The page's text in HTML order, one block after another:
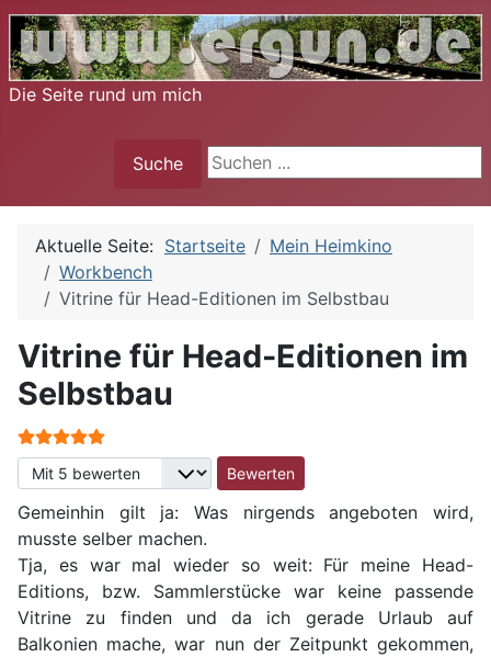
Die Seite rund um mich
Suche
Suche
Aktuelle Seite: Startseite
Mein Heimkino
Workbench
Vitrine für Head-Editionen im Selbstbau
Vitrine für Head-Editionen im
Selbstbau
Bewertung:
Bitte bewerten
Gemeinhin gilt ja: Was nirgends angeboten wird,
musste selber machen.
Tja, es war mal wieder so weit: Für meine Head-
Editions, bzw. Sammlerstücke war keine passende
Vitrine zu finden und da ich gerade Urlaub auf
Balkonien mache, war nun der Zeitpunkt gekommen,